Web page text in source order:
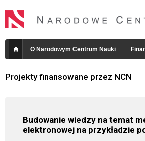
O Narodowym Centrum Nauki
Projekty finansowane przez NCN
Budowanie wiedzy na temat
elektronowej na przykładzie